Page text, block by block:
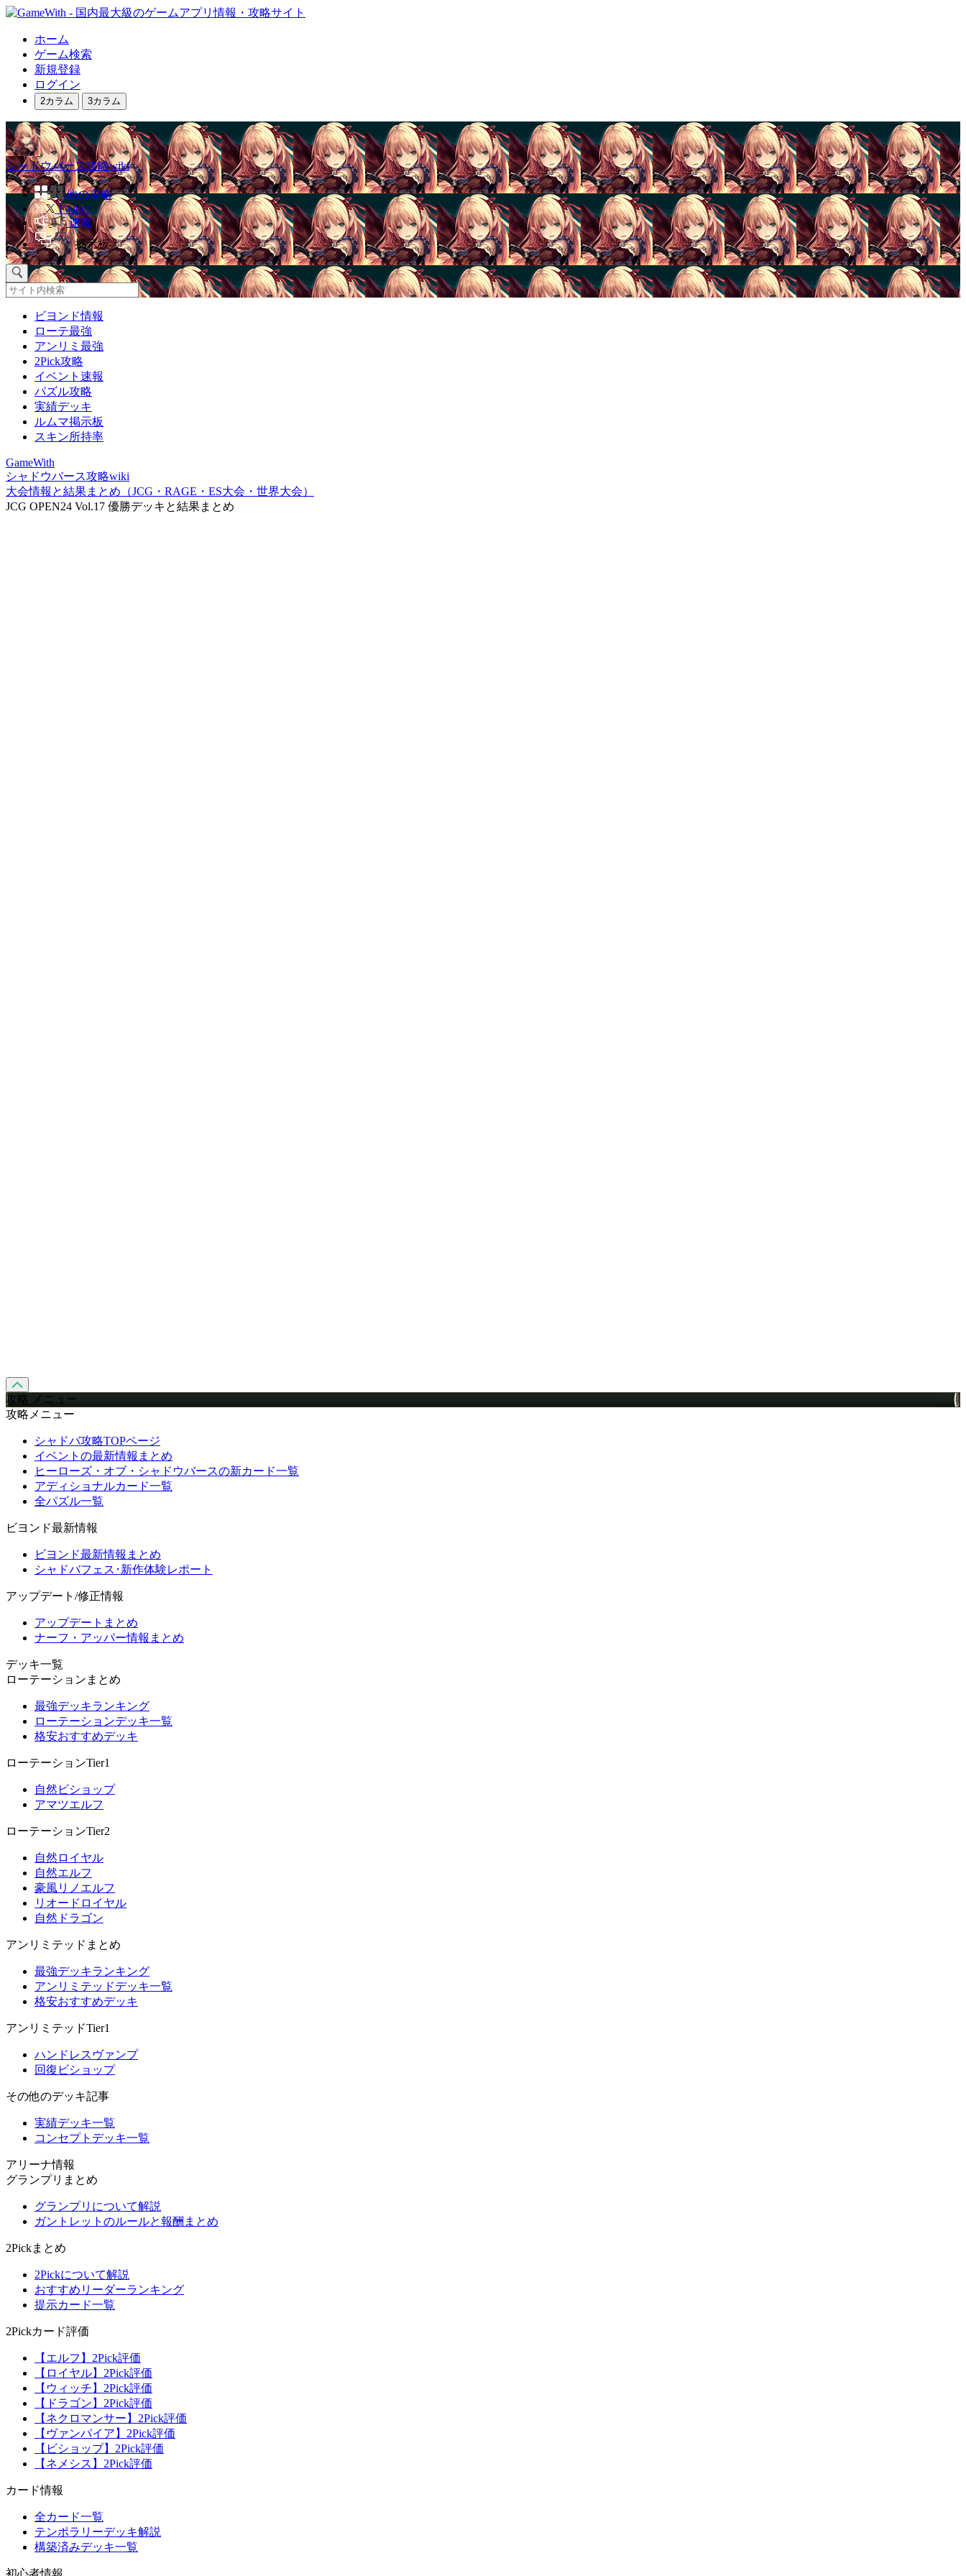
ホーム
ゲーム検索
新規登録
ログイン
2カラム 3カラム
シャドウバース攻略wiki
他の攻略
Twitter
速報
掲示板
ビヨンド情報
ローテ最強
アンリミ最強
2Pick攻略
イベント速報
パズル攻略
実績デッキ
ルムマ掲示板
スキン所持率
GameWith
シャドウバース攻略wiki
大会情報と結果まとめ（JCG・RAGE・ES大会・世界大会）
JCG OPEN24 Vol.17 優勝デッキと結果まとめ
攻略 メニュー
攻略メニュー
シャドバ攻略TOPページ
イベントの最新情報まとめ
ヒーローズ・オブ・シャドウバースの新カード一覧
アディショナルカード一覧
全パズル一覧
ビヨンド最新情報
ビヨンド最新情報まとめ
シャドバフェス･新作体験レポート
アップデート/修正情報
アップデートまとめ
ナーフ・アッパー情報まとめ
デッキ一覧
ローテーションまとめ
最強デッキランキング
ローテーションデッキ一覧
格安おすすめデッキ
ローテーションTier1
自然ビショップ
アマツエルフ
ローテーションTier2
自然ロイヤル
自然エルフ
豪風リノエルフ
リオードロイヤル
自然ドラゴン
アンリミテッドまとめ
最強デッキランキング
アンリミテッドデッキ一覧
格安おすすめデッキ
アンリミテッドTier1
ハンドレスヴァンプ
回復ビショップ
その他のデッキ記事
実績デッキ一覧
コンセプトデッキ一覧
アリーナ情報
グランプリまとめ
グランプリについて解説
ガントレットのルールと報酬まとめ
2Pickまとめ
2Pickについて解説
おすすめリーダーランキング
提示カード一覧
2Pickカード評価
【エルフ】2Pick評価
【ロイヤル】2Pick評価
【ウィッチ】2Pick評価
【ドラゴン】2Pick評価
【ネクロマンサー】2Pick評価
【ヴァンパイア】2Pick評価
【ビショップ】2Pick評価
【ネメシス】2Pick評価
カード情報
全カード一覧
テンポラリーデッキ解説
構築済みデッキ一覧
初心者情報